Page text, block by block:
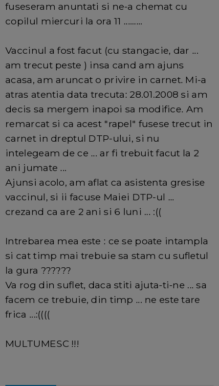
fuseseram anuntati si ne-a chemat cu
copilul miercuri la ora 11 .........
Vaccinul a fost facut (cu stangacie, dar ...
am trecut peste ) insa cand am ajuns
acasa, am aruncat o privire in carnet. Mi-a
atras atentia data trecuta: 28.01.2008 si am
decis sa mergem inapoi sa modifice. Am
remarcat si ca acest "rapel" fusese trecut in
carnet in dreptul DTP-ului, si nu
intelegeam de ce ... ar fi trebuit facut la 2
ani jumate ...
Ajunsi acolo, am aflat ca asistenta gresise
vaccinul, si ii facuse Maiei DTP-ul ...
crezand ca are 2 ani si 6 luni ... :((
Intrebarea mea este : ce se poate intampla
si cat timp mai trebuie sa stam cu sufletul
la gura ??????
Va rog din suflet, daca stiti ajuta-ti-ne ... sa
facem ce trebuie, din timp ... ne este tare
frica ...:((((
MULTUMESC !!!